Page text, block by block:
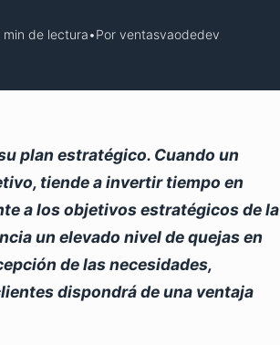
min de lectura•Por ventasvaodedev
plan estratégico. Cuando un
tiende a invertir tiempo en
a los objetivos estratégicos de la
un elevado nivel de quejas en
de las necesidades,
dispondrá de una ventaja